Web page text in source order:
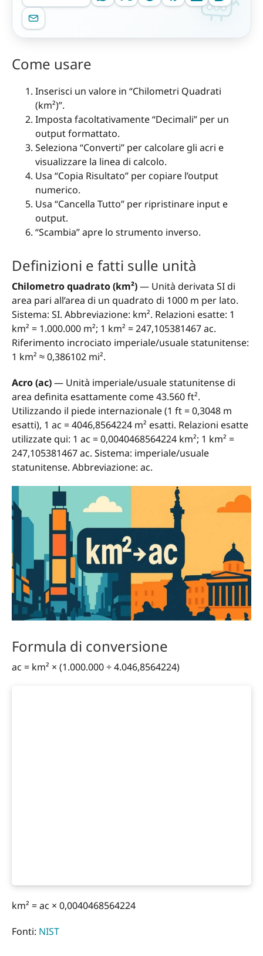
Come usare
Inserisci un valore in “Chilometri Quadrati
(km²)”.
Imposta facoltativamente “Decimali” per un
output formattato.
Seleziona “Converti” per calcolare gli acri e
visualizzare la linea di calcolo.
Usa “Copia Risultato” per copiare l’output
numerico.
Usa “Cancella Tutto” per ripristinare input e
output.
“Scambia” apre lo strumento inverso.
Definizioni e fatti sulle unità
Chilometro quadrato (km²)— Unità derivata SI di
area pari all’area di un quadrato di 1000 m per lato.
Sistema: SI. Abbreviazione: km². Relazioni esatte: 1
km² = 1.000.000 m²; 1 km² = 247,105381467 ac.
Riferimento incrociato imperiale/usuale statunitense:
1 km² ≈ 0,386102 mi².
Acro (ac)— Unità imperiale/usuale statunitense di
area definita esattamente come 43.560 ft².
Utilizzando il piede internazionale (1 ft = 0,3048 m
esatti), 1 ac = 4046,8564224 m² esatti. Relazioni esatte
utilizzate qui: 1 ac = 0,0040468564224 km²; 1 km² =
247,105381467 ac. Sistema: imperiale/usuale
statunitense. Abbreviazione: ac.
Formula di conversione
ac = km² × (1.000.000 ÷ 4.046,8564224)
km² = ac × 0,0040468564224
Fonti: NIST